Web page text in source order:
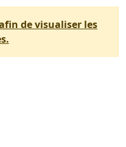
de visualiser les